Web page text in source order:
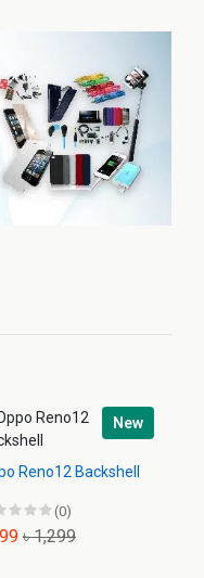
New
Reno12 Backshell
(0)
৳ 1,299